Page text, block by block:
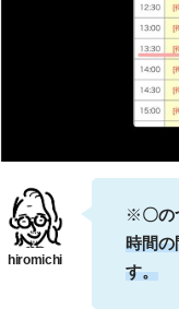
※〇の
時間の
す。